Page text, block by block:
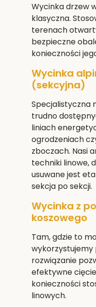
Wycinka drzew
klasyczna.
terenach
bezpieczne
konieczności
Wycinka
(sekcyjna)
Specjalistyczna
trudno
liniach
ogrodzeniach
zboczach. Nasi
techniki linowe,
usuwane jest
sekcja po sekcji.
Wycinka z
koszowego
Tam, gdzie to
wykorzystujemy
rozwiązanie
efektywne
konieczności
linowych.